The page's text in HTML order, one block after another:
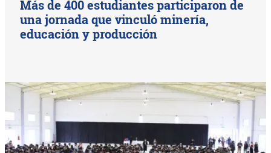
Más de 400 estudiantes participaron de
una jornada que vinculó minería,
educación y producción